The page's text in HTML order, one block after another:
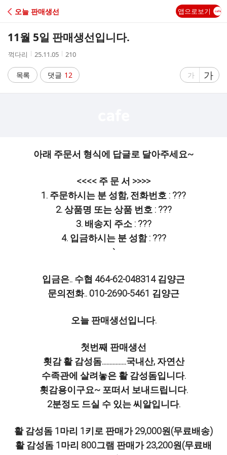
C
A
오늘 판매생선 앱으로보기
11월 5일 판매생선입니다.
작
자
꺽다리
작
시
간
25.11.05
조
수
210
목록 댓글 12
글
게
가
글
자
가
아래 주문서 형식에 답글로 달아주세요~
<<<< 주 문 서 >>>>
1. 주문하시는 분 성함, 전화번호 : ???
2. 상품명 또는 상품 번호 : ???
3. 배송지 주소 : ???
4. 입금하시는 분 성함 : ???
`
입금은.. 수협 464-62-048314 김양근
문의전화.. 010-2690-5461 김양근
오늘 판매생선입니다.
첫번째 판매생선
횟감 활 감성돔................국내산, 자연산
수족관에 살려놓은 활 감성돔입니다.
횟감용이구요~ 포떠서 보내드립니다.
2분정도 드실 수 있는 씨알입니다.
활 감성돔 1마리 1키로 판매가 29,000원(무료배송)
활 감성돔 1마리 800그램 판매가 23,200원(무료배